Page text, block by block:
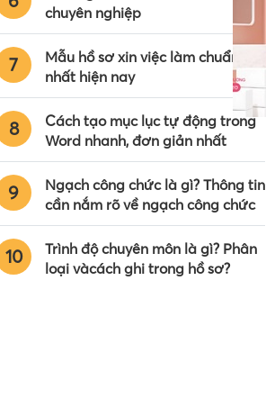
chuyên nghiệp
7
Mẫu hồ sơ xin việc làm chuẩn
nhất hiện nay
8
Cách tạo mục lục tự động trong
Word nhanh, đơn giản nhất
9
Ngạch công chức là gì? Thông tin
cần nắm rõ về ngạch công chức
10
Trình độ chuyên môn là gì? Phân
loại vàcách ghi trong hồ sơ?